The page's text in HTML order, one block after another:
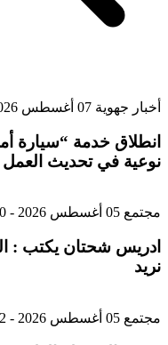
أخبار جهوية 07 أغسطس 2026 - 10:42
انطلاق خدمة “سيارة
نوعية في تحديث العمل
مجتمع 05 أغسطس 2026 - 21:30
ادريس شحتان يكتب :
نريد
مجتمع 05 أغسطس 2026 - 20:52